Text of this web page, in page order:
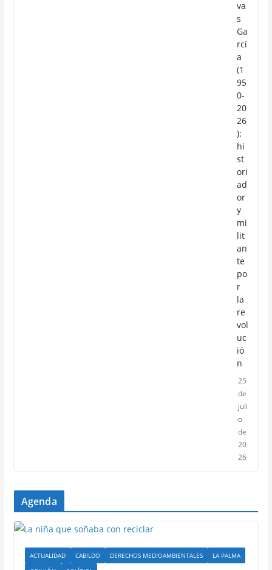
va
s
Ga
rcí
a
(1
95
0-
20
26
):
hi
st
ori
ad
or
y
mi
lit
an
te
po
r
la
re
vol
uc
ió
n
25
de
juli
o
de
20
26
Agenda
ACTUALIDAD CABILDO DERECHOS MEDIOAMBIENTALES
LA PALMA